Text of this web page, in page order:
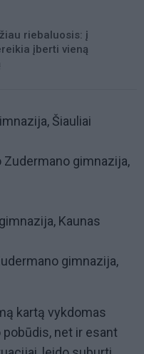
riebaluosis: į
įberti vieną
Šiauliai
Zudermano gimnazija,
Kaunas
gimnazija,
kartą vykdomas
net ir esant